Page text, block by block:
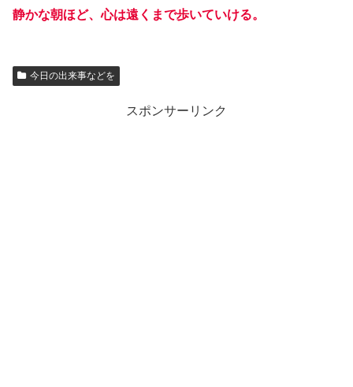
静かな朝ほど、心は遠くまで歩いていける。
今日の出来事などを
スポンサーリンク